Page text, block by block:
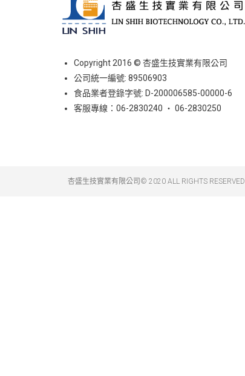
Copyright 2016 © 杏盛生技實業有限公司
公司統一編號: 89506903
食品業者登錄字號: D-200006585-00000-6
客服專線：06-2830240 ‧ 06-2830250
杏盛生技實業有限公司© 2020 ALL RIGHTS RESERVED